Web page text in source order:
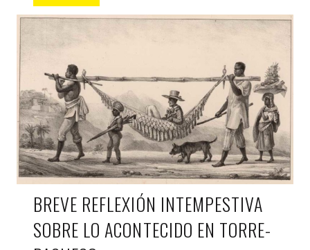
BREVE REFLEXIÓN INTEMPESTIVA
SOBRE LO ACONTECIDO EN TORRE-